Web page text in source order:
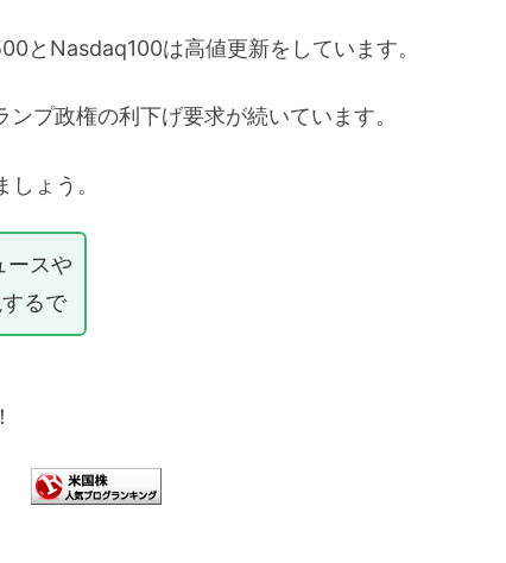
とNasdaq100は高値更新をしています。
プ政権の利下げ要求が続いています。
ょう。
ースや
るで